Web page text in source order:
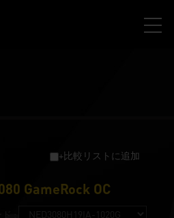
+比較リストに追加
GameRock OC